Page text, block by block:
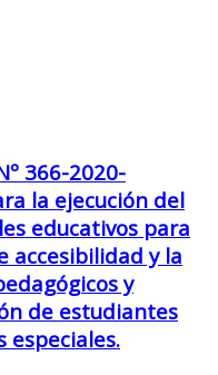
366-2020-
la ejecución del
educativos para
accesibilidad y la
y
de estudiantes
especiales.